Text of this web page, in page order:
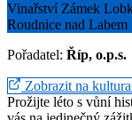
Vinařství Zámek
Roudnice nad Labem
Pořadatel: Říp, o.p.s.
Zobrazit na
Prožijte léto s vůní